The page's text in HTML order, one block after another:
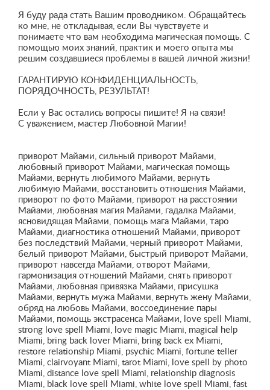
Я буду рада стать Вашим проводником. Обращайтесь
ко мне, не откладывая, если Вы чувствуете и
понимаете что вам необходима магическая помощь. С
помощью моих знаний, практик и моего опыта мы
решим создавшиеся проблемы в вашей личной жизни!
ГАРАНТИРУЮ КОНФИДЕНЦИАЛЬНОСТЬ,
ПОРЯДОЧНОСТЬ, РЕЗУЛЬТАТ!
Если у Вас остались вопросы пишите! Я на связи!
С уважением, мастер Любовной Магии!
приворот Майами, сильный приворот Майами,
любовный приворот Майами, магическая помощь
Майами, вернуть любимого Майами, вернуть
любимую Майами, восстановить отношения Майами,
приворот по фото Майами, приворот на расстоянии
Майами, любовная магия Майами, гадалка Майами,
ясновидящая Майами, помощь мага Майами, таро
Майами, диагностика отношений Майами, приворот
без последствий Майами, черный приворот Майами,
белый приворот Майами, быстрый приворот Майами,
приворот навсегда Майами, отворот Майами,
гармонизация отношений Майами, снять приворот
Майами, любовная привязка Майами, присушка
Майами, вернуть мужа Майами, вернуть жену Майами,
обряд на любовь Майами, воссоединение пары
Майами, помощь экстрасенса Майами, love spell Miami,
strong love spell Miami, love magic Miami, magical help
Miami, bring back lover Miami, bring back ex Miami,
restore relationship Miami, psychic Miami, fortune teller
Miami, clairvoyant Miami, tarot Miami, love spell by photo
Miami, distance love spell Miami, relationship diagnosis
Miami, black love spell Miami, white love spell Miami, fast